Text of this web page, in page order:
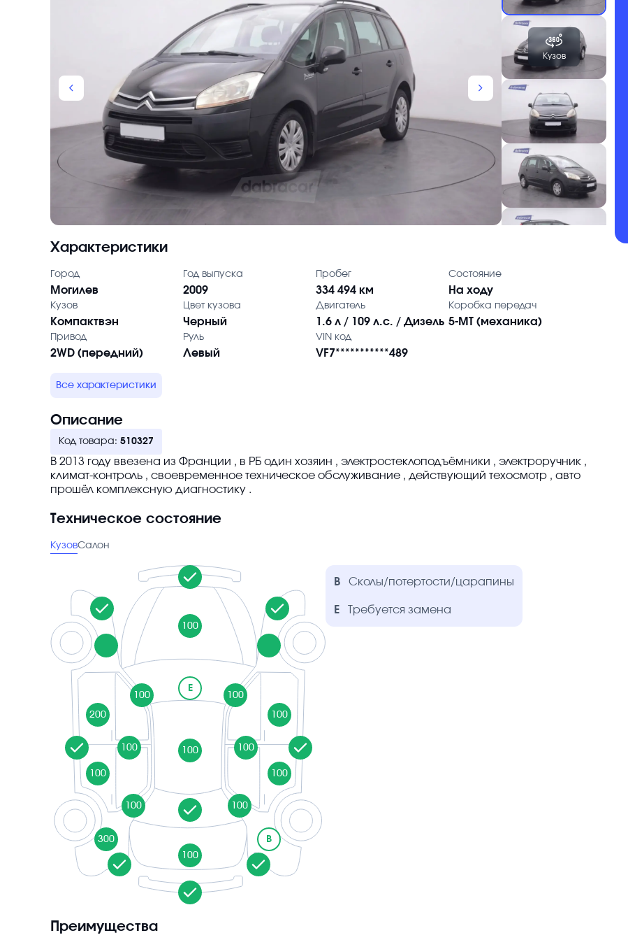
chevron_backward chevron_forward
Кузов
Характеристики
Город
Могилев
Год выпуска
2009
Пробег
334 494 км
Состояние
На ходу
Кузов
Компактвэн
Цвет кузова
Черный
Двигатель
1.6 л / 109 л.с. / Дизель
Коробка передач
5-MT (механика)
Привод
2WD (передний)
Руль
Левый
VIN код
VF7***********489
Все характеристики
Описание
Код товара: 510327
В 2013 году ввезена из Франции , в РБ один хозяин , электростеклоподъёмники , электроручник ,
климат-контроль , своевременное техническое обслуживание , действующий техосмотр , авто
прошёл комплексную диагностику .
Техническое состояние
КузовСалон
100
E
100
100
100
200
100
100
100
300
100
100
100
100
100
B
B Сколы/потертости/царапины
E Требуется замена
Преимущества